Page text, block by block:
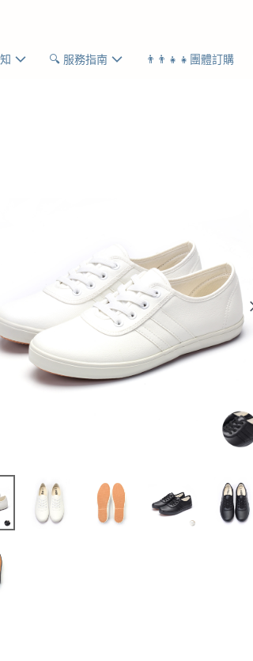
🔍 服務指南 👨‍👨‍👧‍👧團體訂購